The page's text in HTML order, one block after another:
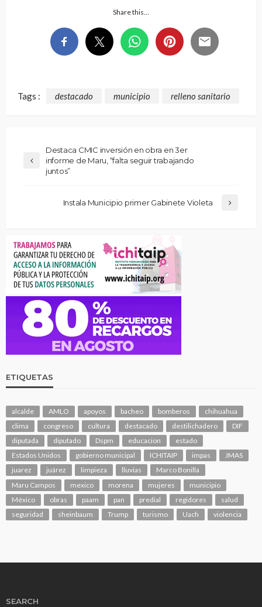
Share this…
Tags : destacado municipio relleno sanitario
Destaca CMIC inversión en obra en 3er
informe de Maru, “falta seguir trabajando
juntos”
Instala Municipio primer Gabinete Violeta
ETIQUETAS
alcalde AMLO apoyos bacheo bomberos
chihuahua
clima
congreso cultura destacado destilichadero
DIF
diputada
diputado Dspm educacion
estado
Estados Unidos
gobierno municipal ICHITAIP impas
JMAS
juarez
juárez limpieza lluvias
Marco Bonilla
Maru Campos
mexico morena mujeres
municipio
México
obras paam pan predial regidores
salud
seguridad
sheinbaum Trump turismo Uach violencia
SEARCH